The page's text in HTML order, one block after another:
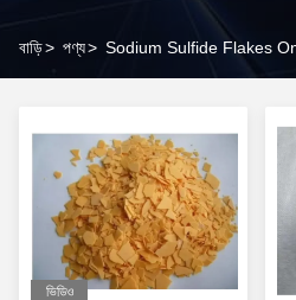
বাড়ি> পণ্য> Sodium Sulfide Flakes
ভিডিও